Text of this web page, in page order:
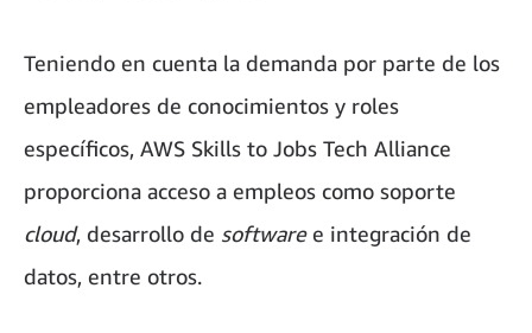
Teniendo en cuenta la demanda por parte de los
empleadores de conocimientos y roles
específicos, AWS Skills to Jobs Tech Alliance
proporciona acceso a empleos como soporte
cloud, desarrollo de softwaree integración de
datos, entre otros.